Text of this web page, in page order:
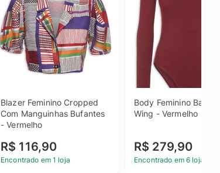
Blazer Feminino Cropped
Com Manguinhas Bufantes
- Vermelho
R$ 116,90
Encontrado em 1 loja
Body Feminino
Wing - Vermelho
R$ 279,90
Encontrado em 6 lojas